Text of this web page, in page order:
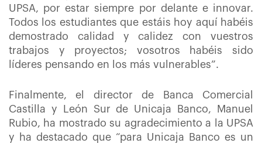
UPSA, por estar siempre por delante e innovar.
Todos los estudiantes que estáis hoy aquí habéis
demostrado calidad y calidez con vuestros
trabajos y proyectos; vosotros habéis sido
líderes pensando en los más vulnerables”.
Finalmente, el director de Banca Comercial
Castilla y León Sur de Unicaja Banco, Manuel
Rubio, ha mostrado su agradecimiento a la UPSA
y ha destacado que “para Unicaja Banco es un